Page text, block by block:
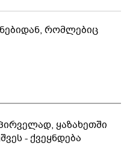
რომლებიც
ყაზახეთში
- ქვეყნდება